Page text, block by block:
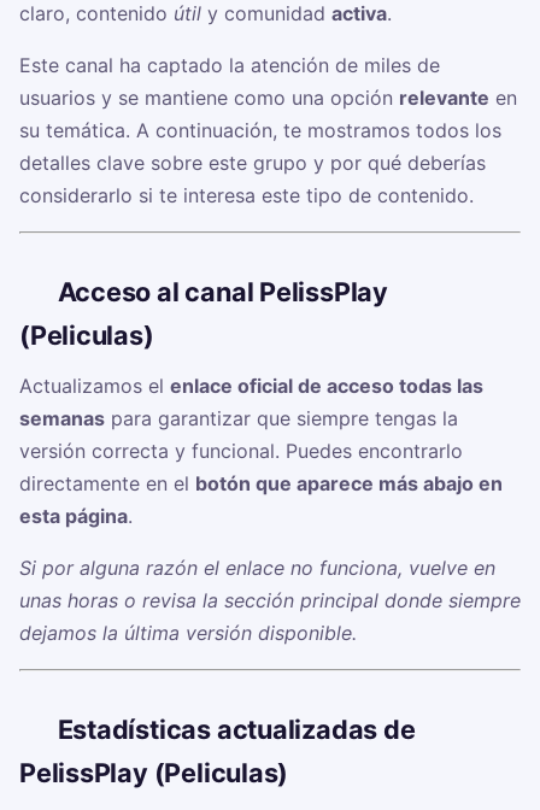
claro, contenido útil y comunidad activa.
Este canal ha captado la atención de miles de
usuarios y se mantiene como una opción relevante en
su temática. A continuación, te mostramos todos los
detalles clave sobre este grupo y por qué deberías
considerarlo si te interesa este tipo de contenido.
Acceso al canal PelissPlay
(Peliculas)
Actualizamos el enlace oficial de acceso todas las
semanas para garantizar que siempre tengas la
versión correcta y funcional. Puedes encontrarlo
directamente en el botón que aparece más abajo en
esta página.
Si por alguna razón el enlace no funciona, vuelve en
unas horas o revisa la sección principal donde siempre
dejamos la última versión disponible.
Estadísticas actualizadas de
PelissPlay (Peliculas)